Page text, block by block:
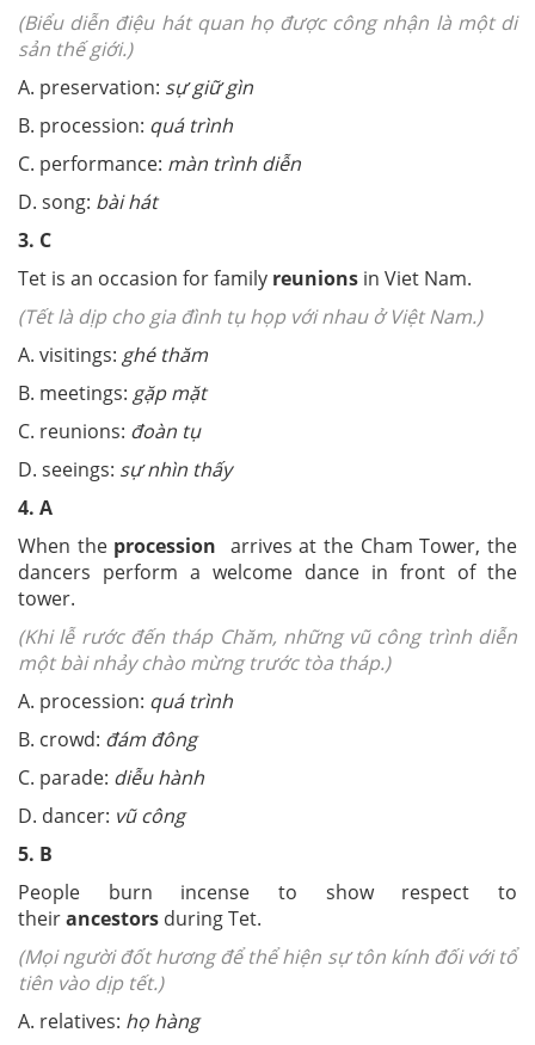
(Biểu diễn điệu hát quan họ được công nhận là một di
sản thế giới.)
A. preservation: sự giữ gìn
B. procession: quá trình
C. performance: màn trình diễn
D. song: bài hát
3. C
Tet is an occasion for family reunions in Viet Nam.
(Tết là dịp cho gia đình tụ họp với nhau ở Việt Nam.)
A. visitings: ghé thăm
B. meetings: gặp mặt
C. reunions: đoàn tụ
D. seeings: sự nhìn thấy
4. A
When the procession arrives at the Cham Tower, the
dancers perform a welcome dance in front of the
tower.
(Khi lễ rước đến tháp Chăm, những vũ công trình diễn
một bài nhảy chào mừng trước tòa tháp.)
A. procession: quá trình
B. crowd: đám đông
C. parade: diễu hành
D. dancer: vũ công
5. B
People burn incense to show respect to
theirancestors during Tet.
(Mọi người đốt hương để thể hiện sự tôn kính đối với tổ
tiên vào dịp tết.)
A. relatives: họ hàng